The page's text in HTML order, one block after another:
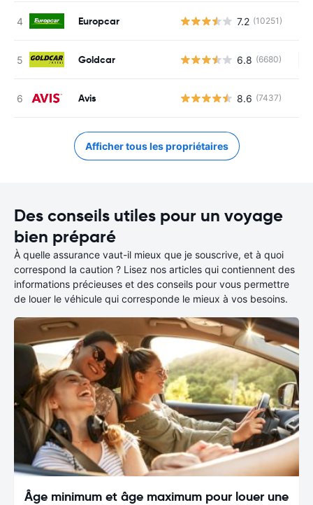
Europcar 7.2 (10251)
Goldcar 6.8 (6680)
Avis 8.6 (7437)
Afficher tous les propriétaires
Des conseils utiles pour un voyage
bien préparé
À quelle assurance vaut-il mieux que je souscrive, et à quoi
correspond la caution ? Lisez nos articles qui contiennent des
informations précieuses et des conseils pour vous permettre
de louer le véhicule qui corresponde le mieux à vos besoins.
Âge minimum et âge maximum pour louer une